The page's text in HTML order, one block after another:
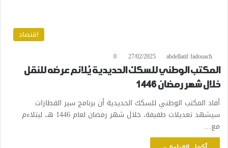
اقتصاد
abdellatif fadouach
27/02/2025
0
المكتب الوطني للسكك الحديدية يُلائم عرضه للنقل
خلال شهر رمضان 1446
أفاد المكتب الوطني للسكك الحديدية أن برنامج سير القطارات
سيشهد تعديلات طفيفة، خلال شهر رمضان لعام 1446 هـ، ليتلاءم
مع…